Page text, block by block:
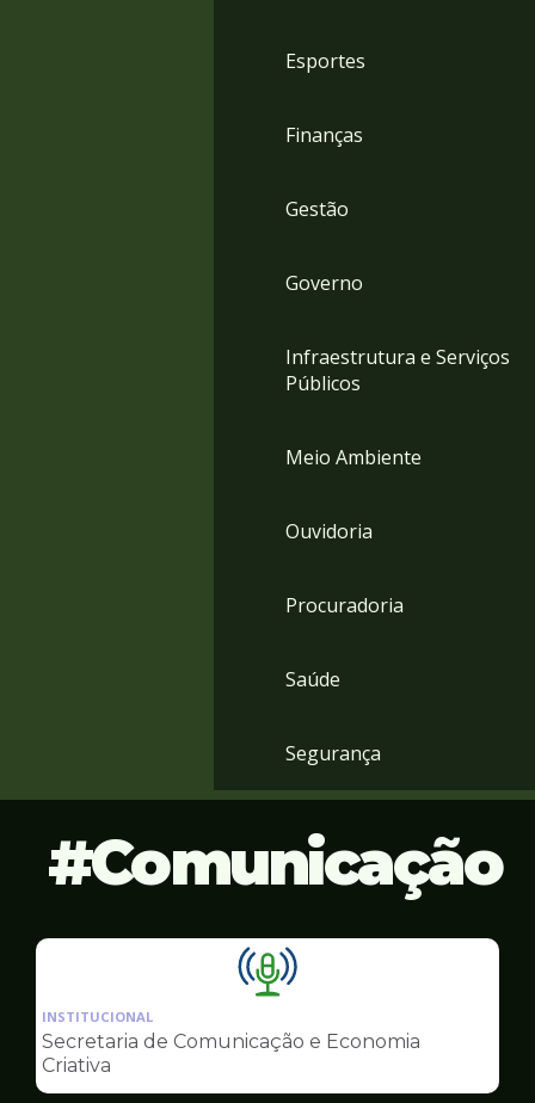
Esportes
Finanças
Gestão
Governo
Infraestrutura e Serviços
Públicos
Meio Ambiente
Ouvidoria
Procuradoria
Saúde
Segurança
Comunicação
Ilustração
pagina
Comunicação
INSTITUCIONAL
Secretaria de Comunicação e Economia
Criativa